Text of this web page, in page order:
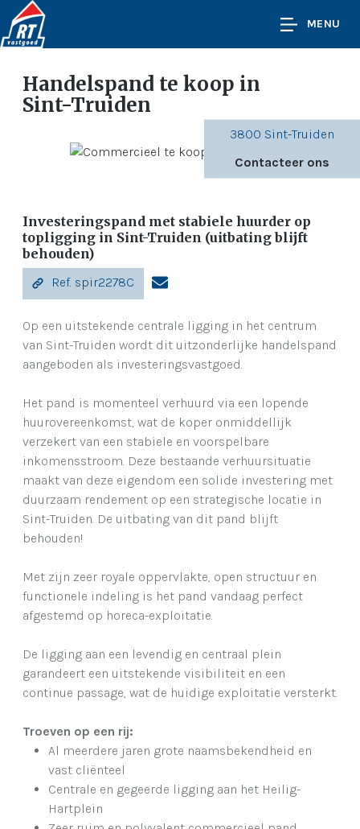
MENU
Handelspand te koop in
Sint-Truiden
3800 Sint-Truiden
Contacteer ons
Investeringspand met stabiele huurder op
topligging in Sint-Truiden (uitbating blijft
behouden)
Ref. spir2278C
Op een uitstekende centrale ligging in het centrum
van Sint-Truiden wordt dit uitzonderlijke handelspand
aangeboden als investeringsvastgoed.
Het pand is momenteel verhuurd via een lopende
huurovereenkomst, wat de koper onmiddellijk
verzekert van een stabiele en voorspelbare
inkomensstroom. Deze bestaande verhuursituatie
maakt van deze eigendom een solide investering met
duurzaam rendement op een strategische locatie in
Sint-Truiden. De uitbating van dit pand blijft
behouden!
Met zijn zeer royale oppervlakte, open structuur en
functionele indeling is het pand vandaag perfect
afgestemd op horeca-exploitatie.
De ligging aan een levendig en centraal plein
garandeert een uitstekende visibiliteit en een
continue passage, wat de huidige exploitatie versterkt.
Troeven op een rij:
Al meerdere jaren grote naamsbekendheid en
vast cliënteel
Centrale en gegeerde ligging aan het Heilig-
Hartplein